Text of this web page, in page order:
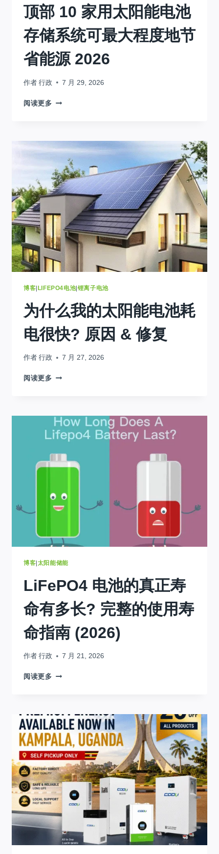
顶部 10 家用太阳能电池
存储系统可最大程度地节
省能源 2026
作者 行政 7 月 29, 2026
阅读更多
用
太
能
电
池
储
系
统
可
大
度
节
省
能
源
博客|LIFEPO4电池|锂离子电池
为什么我的太阳能电池耗
电很快? 原因 & 修复
作者 行政 7 月 27, 2026
阅读更多 为
的
太
阳
池
很
快?
&
复
博客|太阳能储能
LiFePO4 电池的真正寿
命有多长? 完整的使用寿
命指南 (2026)
作者 行政 7 月 21, 2026
阅读更多 LIFEPO4
真
正
寿
命
有
多
长?
完
整
的
使
用
寿